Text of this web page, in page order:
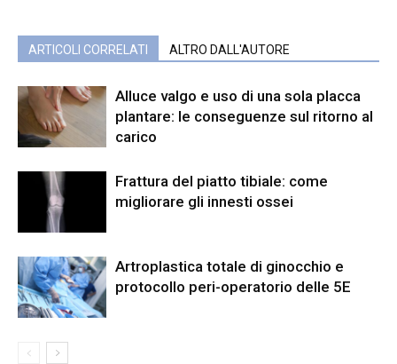
ARTICOLI CORRELATI ALTRO DALL'AUTORE
Alluce valgo e uso di una sola placca
plantare: le conseguenze sul ritorno al
carico
Frattura del piatto tibiale: come
migliorare gli innesti ossei
Artroplastica totale di ginocchio e
protocollo peri-operatorio delle 5E